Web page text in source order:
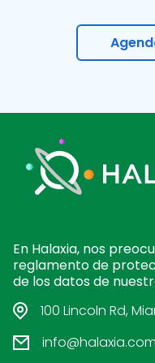
En Halaxia, nos
reglamento de
de los datos de
100 Lincoln Rd,
info@halaxia.com